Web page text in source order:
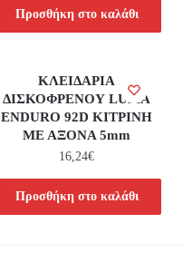
Προσθήκη στο καλάθι
ΚΛΕΙΔΑΡΙΑ
ΔΙΣΚΟΦΡΕΝΟΥ LUMA
ENDURO 92D ΚΙΤΡΙΝΗ
ΜΕ ΑΞΟΝΑ 5mm
16,24€
Προσθήκη στο καλάθι